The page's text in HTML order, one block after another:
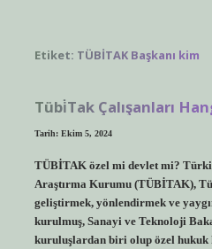
Etiket: TÜBİTAK Başkanı kim
Tübi̇Tak Çalışanları
Tarih: Ekim 5, 2024
TÜBİTAK özel mi devlet mi?
Araştırma Kurumu (TÜBİTAK),
geliştirmek, yönlendirmek ve
kurulmuş, Sanayi ve Teknoloji
kuruluşlardan biri olup özel